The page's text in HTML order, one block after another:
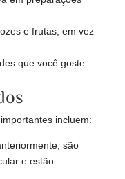
e frutas, em vez
que você goste
incluem:
são
e estão